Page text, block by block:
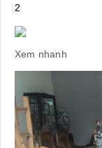
2
Xem nhanh